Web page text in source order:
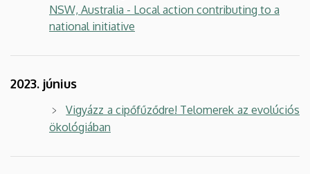
NSW, Australia - Local action contributing to a
national initiative
2023. június
Vigyázz a cipőfűződre! Telomerek az evolúciós
ökológiában